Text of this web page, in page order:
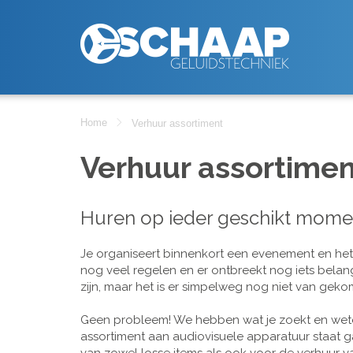
Home Verhuur assortiment
Verhuur
Huren op ieder geschikt
Je organiseert binnenkort een evenement en
nog veel regelen en er ontbreekt nog iets
zijn, maar het is er simpelweg nog niet van
Geen probleem! We hebben wat je zoekt en
assortiment aan audiovisuele apparatuur staat